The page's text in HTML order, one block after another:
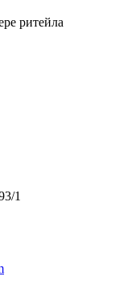
ритейла
1